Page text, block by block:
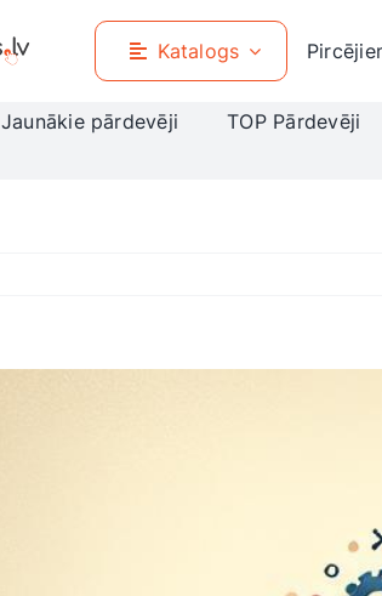
Katalogs
Jaunākie pārdevēji TOP Pārdevēji